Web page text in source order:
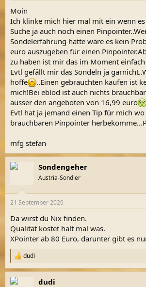
Moin
Ich klinke mich hier mal mit ein wenn
Suche ja auch noch einen
Sondelerfahrung hätte wäre es kein
euro auszugeben für einen
zu haben ist mir das im Moment
Evtl gefällt mir das Sondeln ja
hoffe
..Einen gebrauchten kaufen ist
mich!Bei eblöd ist auch nichts
ausser den angeboten von 16,99 euro
Evtl hat ja jemand einen Tip für mich
brauchbaren Pinpointer
mfg stefan
Sondengeher
Austria-Sondler
21 September 2020
Da wirst du Nix finden.
Qualität kostet halt mal was.
XPointer ab 80 Euro, darunter gibt es
R
e
a
k
dudi
dudi